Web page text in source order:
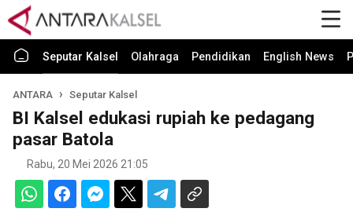
Seputar Kalsel Olahraga Pendidikan English News
ANTARA Seputar Kalsel
BI Kalsel edukasi rupiah ke pedagang
pasar Batola
Rabu, 20 Mei 2026 21:05